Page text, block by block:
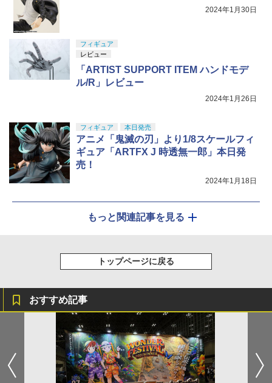
2024年1月30日
フィギュア
レビュー
「ARTIST SUPPORT ITEM ハンドモデ
ル/R」レビュー
2024年1月26日
フィギュア 本日発売
アニメ「鬼滅の刃」より1/8スケールフィ
ギュア「ARTFX J 時透無一郎」本日発
売！
2024年1月18日
もっと関連記事を見る
トップページに戻る
おすすめ記事